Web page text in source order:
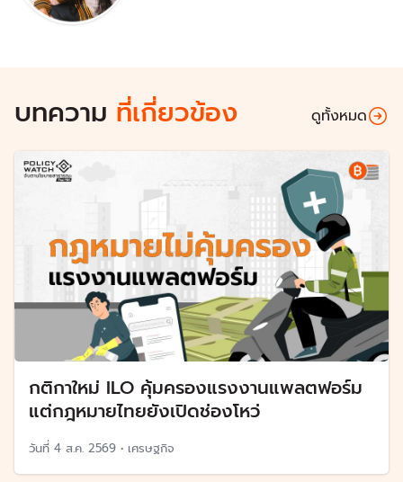
บทความ ที่เกี่ยวข้อง ดูทั้งหมด
กติกาใหม่ ILO คุ้มครองแรงงานแพลตฟอร์ม
แต่กฎหมายไทยยังเปิดช่องโหว่
วันที่ 4 ส.ค. 2569 • เศรษฐกิจ